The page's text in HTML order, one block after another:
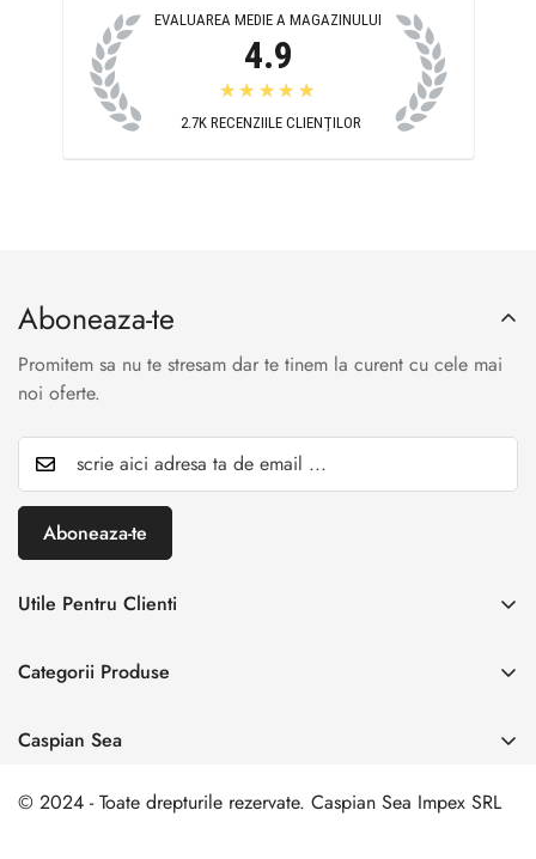
EVALUAREA MEDIE A MAGAZINULUI
4.9
★★★★★
2.7K RECENZIILE CLIENȚILOR
Aboneaza-te
Promitem sa nu te stresam dar te tinem la curent cu cele mai
noi oferte.
Aboneaza-te
Utile Pentru Clienti
Creaza cont
Autentificare cont
Contact
Categorii Produse
Incaltaminte Dama
Incaltaminte Barbati
Caspian Sea
© 2024 - Toate drepturile rezervate. Caspian Sea Impex SRL